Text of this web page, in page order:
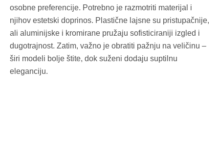
osobne preferencije. Potrebno je razmotriti materijal i
njihov estetski doprinos. Plastične lajsne su pristupačnije,
ali aluminijske i kromirane pružaju sofisticiraniji izgled i
dugotrajnost. Zatim, važno je obratiti pažnju na veličinu –
širi modeli bolje štite, dok suženi dodaju suptilnu
eleganciju.